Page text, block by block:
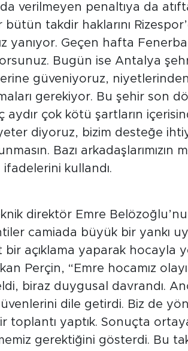
verilmeyen penaltıya da
takdir haklarını
yanıyor. Geçen hafta
Bugün ise Antalya
güveniyoruz,
gerekiyor. Bu şehir son
çok kötü şartların
diyoruz, bizim desteğe
Bazı arkadaşlarımızın
kullandı.
direktör Emre
camiada büyük bir yankı
bir açıklama yaparak hocayla
Perçin, “Emre hocamız
biraz duygusal davrandı.
dile getirdi. Biz de
toplantı yaptık. Sonuçta
gerektiğini gösterdi. Bu